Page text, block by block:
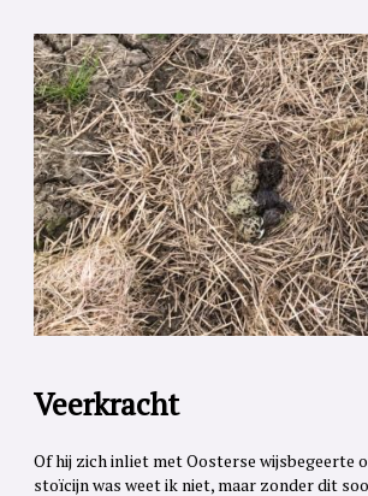
Veerkracht
Of hij zich inliet met Oosterse wijsbegeerte
stoïcijn was weet ik niet, maar zonder dit